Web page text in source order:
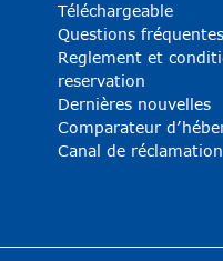
Téléchargeable
Questions fréquentes
Reglement et
reservation
Dernières nouvelles
Comparateur
Canal de réclamation